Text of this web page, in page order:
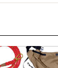
りだくさんでお送
く！